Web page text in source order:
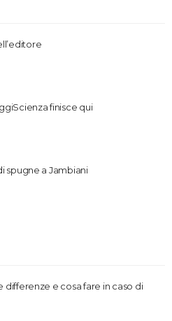
finisce qui
spugne a Jambiani
differenze e cosa fare in caso di